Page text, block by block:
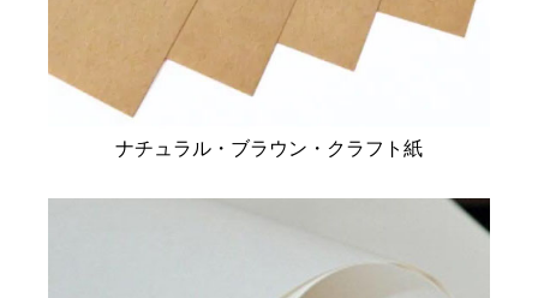
ナチュラル・ブラウン・クラフト紙